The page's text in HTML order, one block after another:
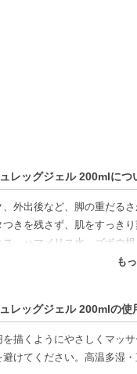
レッグジェル 200mlにつ
外出後など、脚の重だる
きを残さず、肌をすっきり
、ハマメリス水、ゴボウ
ディションをサポート。軽
も
レッグジェル 200mlの使
描くようにやさしくマッ
けてください。高温多湿